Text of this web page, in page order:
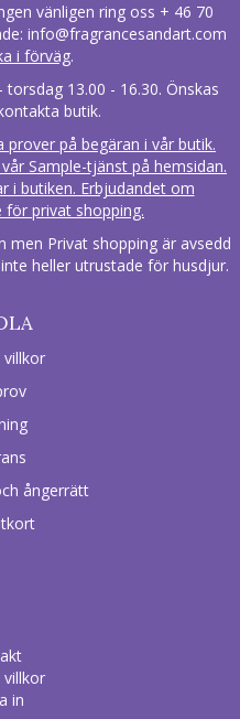
vänligen ring oss + 46 70
info@fragrancesandart.com
i förväg.
13.00 - 16.30. Önskas
butik.
prover på begäran i vår butik.
Sample-tjänst på hemsidan.
i butiken. Erbjudandet om
för privat shopping.
men Privat shopping är avsedd
heller utrustade för husdjur.
villkor
ångerrätt
villkor
in